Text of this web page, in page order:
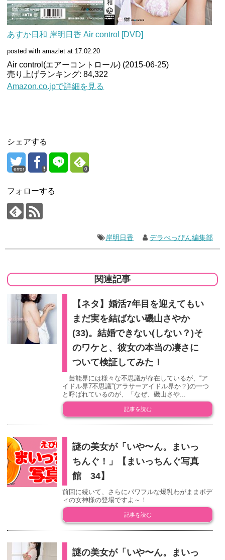
あすか日和 岸明日香 Air control [DVD]
posted with amazlet at 17.02.20
Air control(エアーコントロール) (2015-06-25)
売り上げランキング: 84,322
Amazon.co.jpで詳細を見る
シェアする
error 0
フォローする
岸明日香 デラべっぴん編集部
関連記事
【ネタ】婚活7年目を迎えてもい
まだ実を結ばない磯山さやか
(33)。結婚できない(しない？)そ
のワケと、彼女の本当の凄さに
ついて検証してみた！
芸能界には様々な不思議が存在しているが、“ア
イドル界7不思議”(アラサーアイドル界か？)の一つ
と呼ばれているのが、「なぜ、磯山さや...
記事を読む
謎の美女が「いや〜ん。まいっ
ちんぐ！」【まいっちんぐ写真
館 34】
前回に続いて、さらにパワフルな爆乳わがままボデ
ィの女神様の登場ですよ～！
記事を読む
謎の美女が「いや〜ん。まいっ